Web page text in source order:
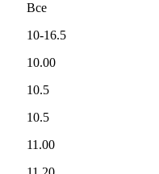
Все
10-16.5
10.00
10.5
10.5
11.00